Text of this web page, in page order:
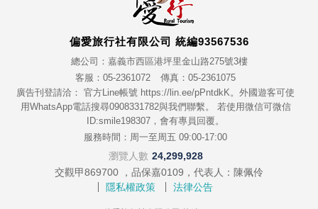
偏愛旅行社有限公司 統編93567536
總公司：嘉義市西區港坪里金山路275號3樓
客服：05-2361072
傳真：05-2361075
廣告刊登請洽： 官方Line帳號 https://lin.ee/pPntdkK。外國遊客可使
用WhatsApp電話搜尋0908331782與我們聯繫。 若使用微信可微信
ID:smile198307，會有專員回覆。
服務時間：周一至周五 09:00-17:00
瀏覽人數 24,299,928
交觀甲869700 ，品保嘉0109，代表人：陳佩伶
隱私權政策
法律公告